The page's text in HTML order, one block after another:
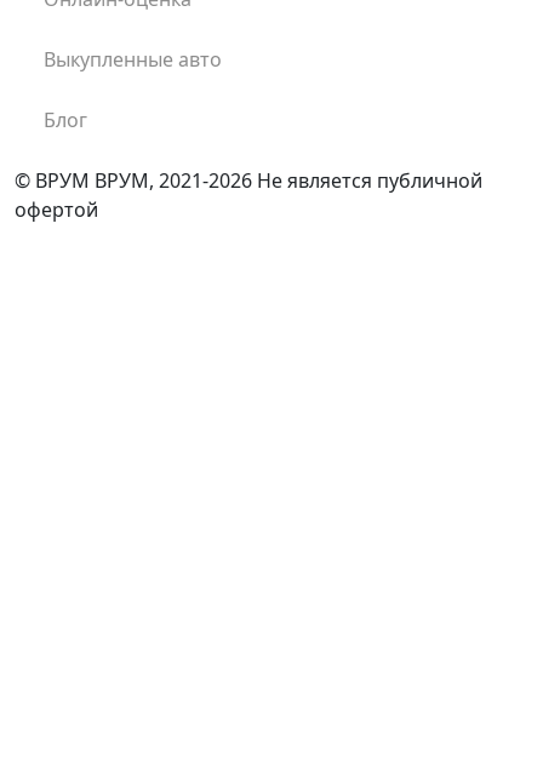
Выкупленные авто
Блог
© ВРУМ ВРУМ, 2021-2026 Не является публичной
офертой